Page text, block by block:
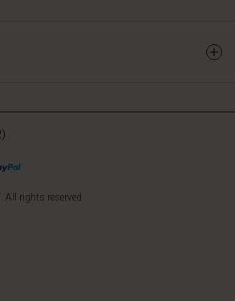
rights reserved